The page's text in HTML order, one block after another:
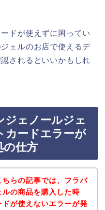
ドが使えずに困ってい
ェルのお店で使えるデ
されるといいかもしれ
ジェノールジェ
カードエラーが
の仕方
ちらの記事では、フラバ
の商品を購入した時
が使えないエラーが発